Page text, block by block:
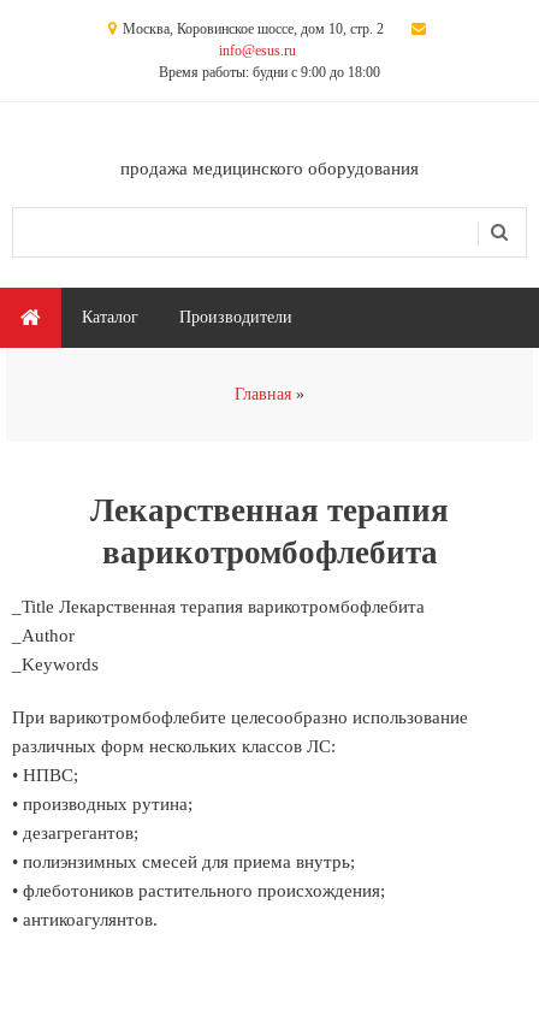
Москва, Коровинское шоссе, дом 10, стр. 2
info@esus.ru
Время работы: будни с 9:00 до 18:00
продажа медицинского оборудования
Главное меню
Каталог Производители
Главная
Лекарственная терапия
варикотромбофлебита
_Title Лекарственная терапия варикотромбофлебита
_Author
_Keywords
При варикотромбофлебите целесообразно использование
различных форм нескольких классов ЛС:
• НПВС;
• производных рутина;
• дезагрегантов;
• полиэнзимных смесей для приема внутрь;
• флеботоников растительного происхождения;
• антикоагулянтов.